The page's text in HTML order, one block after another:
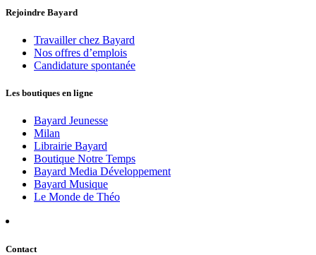
Rejoindre Bayard
Travailler chez Bayard
Nos offres d’emplois
Candidature spontanée
Les boutiques en ligne
Bayard Jeunesse
Milan
Librairie Bayard
Boutique Notre Temps
Bayard Media Développement
Bayard Musique
Le Monde de Théo
Contact